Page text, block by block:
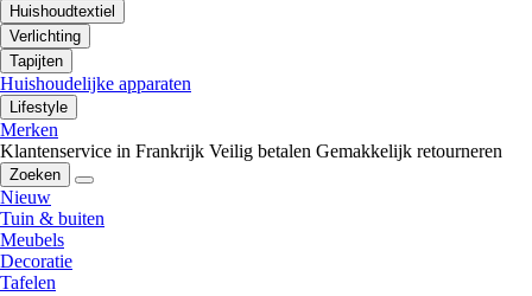
Huishoudtextiel
Verlichting
Tapijten
Huishoudelijke apparaten
Lifestyle
Merken
Klantenservice in Frankrijk Veilig betalen Gemakkelijk retourneren
Zoeken
Nieuw
Tuin & buiten
Meubels
Decoratie
Tafelen